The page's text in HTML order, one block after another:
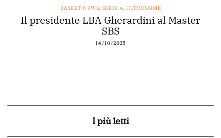
BASKET NEWS, SERIE A, ULTIMISSIME
Il presidente LBA Gherardini al Master
SBS
14/10/2025
I più letti